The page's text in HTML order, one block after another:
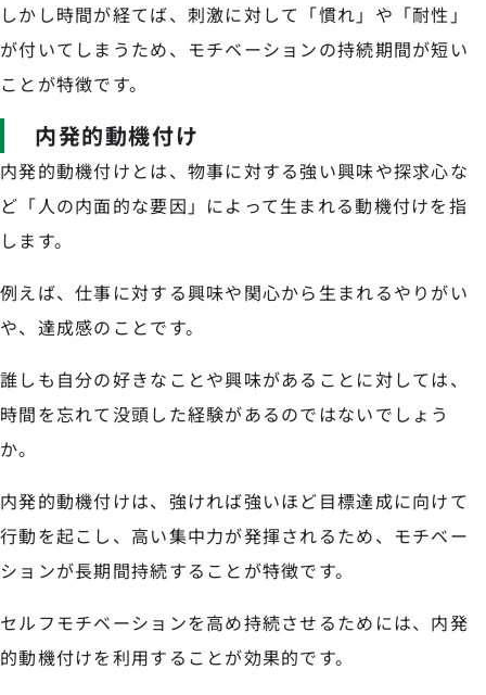
しかし時間が経てば、刺激に対して「慣れ」や「耐性」
が付いてしまうため、モチベーションの持続期間が短い
ことが特徴です。
内発的動機付け
内発的動機付けとは、物事に対する強い興味や探求心な
ど「人の内面的な要因」によって生まれる動機付けを指
します。
例えば、仕事に対する興味や関心から生まれるやりがい
や、達成感のことです。
誰しも自分の好きなことや興味があることに対しては、
時間を忘れて没頭した経験があるのではないでしょう
か。
内発的動機付けは、強ければ強いほど目標達成に向けて
行動を起こし、高い集中力が発揮されるため、モチベー
ションが長期間持続することが特徴です。
セルフモチベーションを高め持続させるためには、内発
的動機付けを利用することが効果的です。